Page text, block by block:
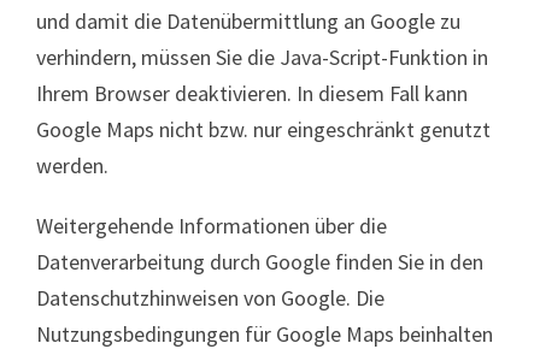
und damit die Datenübermittlung an Google zu
verhindern, müssen Sie die Java-Script-Funktion in
Ihrem Browser deaktivieren. In diesem Fall kann
Google Maps nicht bzw. nur eingeschränkt genutzt
werden.
Weitergehende Informationen über die
Datenverarbeitung durch Google finden Sie in den
Datenschutzhinweisen von Google. Die
Nutzungsbedingungen für Google Maps beinhalten